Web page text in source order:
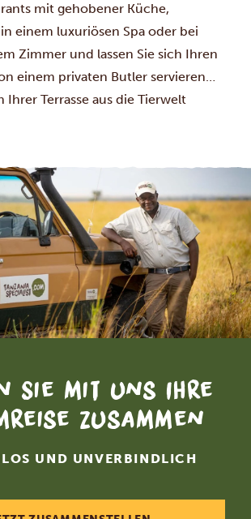
mit gehobener Küche,
einem luxuriösen Spa oder bei
Zimmer und lassen Sie sich Ihren
einem privaten Butler servieren…
Ihrer Terrasse aus die Tierwelt
Sie mit uns Ihre
zusammen
UND UNVERBINDLICH